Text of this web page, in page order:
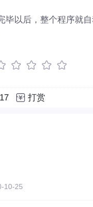
毕以后，整个程序就
17 打赏
10-25